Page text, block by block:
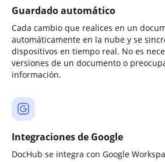
Guardado automático
Cada cambio que realices en un
automáticamente en la nube y se
dispositivos en tiempo real. No es
versiones de un documento o
información.
Integraciones de Google
DocHub se integra con Google